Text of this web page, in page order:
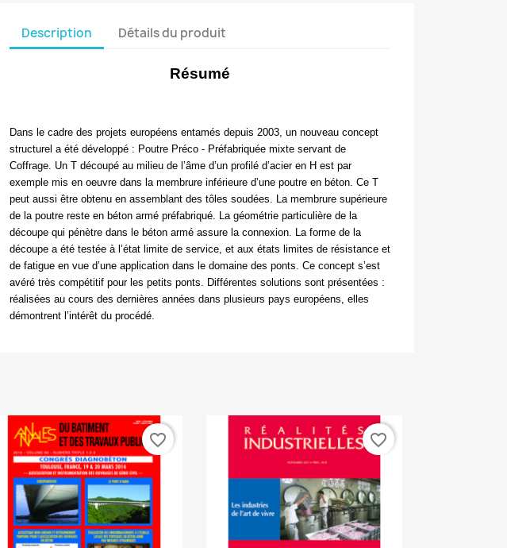
Description Détails du produit
Résumé
Dans le cadre des projets européens entamés depuis 2003, un nouveau concept
structurel a été développé : Poutre Préco - Préfabriquée mixte servant de
Coffrage. Un T découpé au milieu de l’âme d’un profilé d’acier en H est par
exemple mis en oeuvre dans la membrure inférieure d’une poutre en béton. Ce T
peut aussi être obtenu en assemblant des tôles soudées. La membrure supérieure
de la poutre reste en béton armé préfabriqué. La géométrie particulière de la
découpe qui pénètre dans le béton armé assure la connexion. La forme de la
découpe a été testée à l’état limite de service, et aux états limites de résistance et
de fatigue en vue d’une application dans le domaine des ponts. Ce concept s’est
avéré très compétitif pour les petits ponts. Différentes solutions sont présentées :
réalisées au cours des dernières années dans plusieurs pays européens, elles
démontrent l’intérêt du procédé.
favorite_border favorite_border